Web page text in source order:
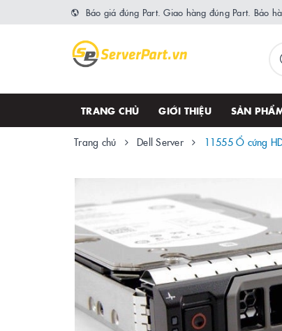
Báo giá đúng Part. Giao hàng đúng Part. Bảo
TRANG CHỦ GIỚI THIỆU SẢN
Trang chủ Dell Server 11555 Ổ cứng